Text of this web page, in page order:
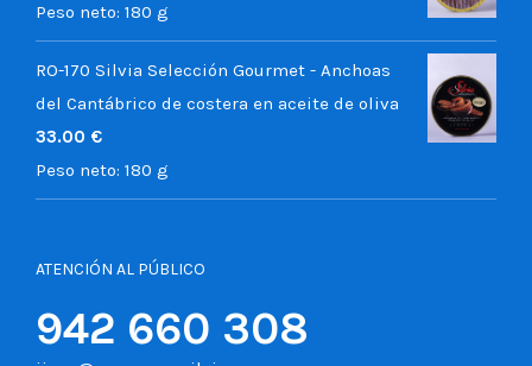
Peso neto: 180 g
RO-170 Silvia Selección Gourmet - Anchoas
del Cantábrico de costera en aceite de oliva
33.00 €
Peso neto: 180 g
ATENCIÓN AL PÚBLICO
942 660 308